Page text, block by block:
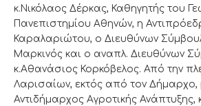
κ.Νικόλαος Δέρκας, Καθηγητής του
Πανεπιστημίου Αθηνών, η
Καραλαριώτου, ο Διευθύνων
Μαρκινός και ο αναπλ. Διευθύνων
κ.Αθανάσιος Κορκόβελος. Από την
Λαρισαίων, εκτός από τον Δήμαρχο,
Αντιδήμαρχος Αγροτικής Ανάπτυξης,